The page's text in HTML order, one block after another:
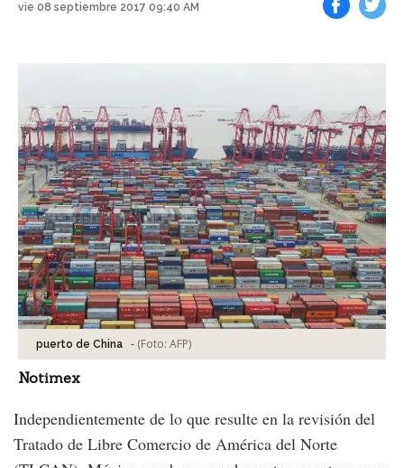
vie 08 septiembre 2017 09:40 AM
puerto de China - (Foto: AFP)
Notimex
Independientemente de lo que resulte en la revisión del
Tratado de Libre Comercio de América del Norte